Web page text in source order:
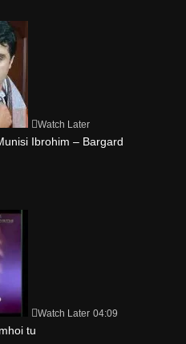
Watch Later
Ibrohim – Bargard
Watch Later 04:09
tu